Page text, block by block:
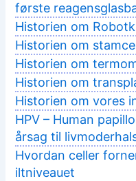
første
Historien om
Historien om
Historien om
Historien om
Historien om vores
HPV – Human
årsag til
Hvordan celler
iltniveauet